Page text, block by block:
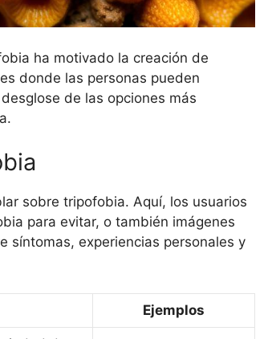
ha motivado la creación de
donde las personas pueden
de las opciones más
sobre tripofobia. Aquí, los usuarios
para evitar, o también imágenes
síntomas, experiencias personales y
Ejemplos